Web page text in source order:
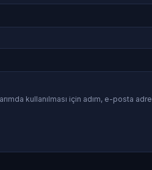
kullanılması için adım, e-posta